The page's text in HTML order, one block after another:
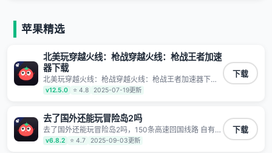
等主流网站应用解除限制，带你穿梭加速回国。目前已
有上百万用户，用户整体好评95%以上，一对一在线客
苹果精选
北美玩穿越火线：枪战穿越火线：枪战王者加速
器下载
北美玩穿越火线：枪战穿越火线：枪战王者加速器下
载，扬帆回国,快人一步 1100万海外华人都在用的音乐
视频回国加速器 Android iOS Windows Mac TV VIP 支
三方CDN节点,解锁加速腾讯视频、爱奇艺、哔哩哔哩和
优酷视频,在国外也能畅快追剧!
v12.5.0 ⭐ 4.8 2025-07-19更新
下载
去了国外还能玩冒险岛2吗
去了国外还能玩冒险岛2吗，150条高速回国线路 自有高
速中转节点 无需注册 一键连接 提供高速线路 应用内直
达视频音乐app,快人一步 应用模式 App互不干扰 不间断
v6.8.2 ⭐ 4.7 2025-09-03更新
下载